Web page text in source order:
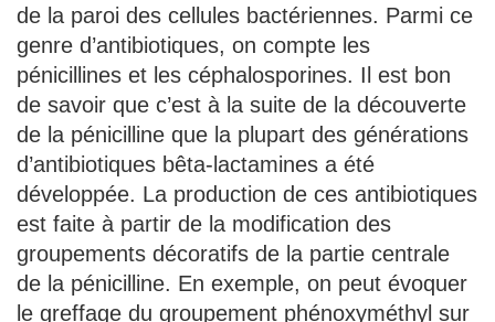
de la paroi des cellules bactériennes. Parmi ce
genre d’antibiotiques, on compte les
pénicillines et les céphalosporines. Il est bon
de savoir que c’est à la suite de la découverte
de la pénicilline que la plupart des générations
d’antibiotiques bêta-lactamines a été
développée. La production de ces antibiotiques
est faite à partir de la modification des
groupements décoratifs de la partie centrale
de la pénicilline. En exemple, on peut évoquer
le greffage du groupement phénoxyméthyl sur